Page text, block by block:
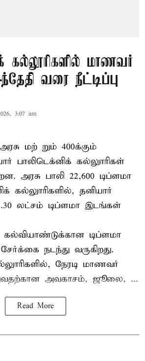
கல்லூரிகளில் மாணவர்
வரை நீட்டிப்பு
3:07 am
மற் றும் 400க்கும்
பாலிடெக்னிக் கல்லுாரிகள்
அரசு பாலி 22,600 டிப்ளமா
கல்லுாரிகளில், தனியார்
லட்சம் டிப்ளமா இடங்கள்
கல்வியாண்டுக்கான டிப்ளமா
நடந்து வருகிறது.
நேரடி மாணவர்
அவகாசம், ஜூலை, ...
Read More